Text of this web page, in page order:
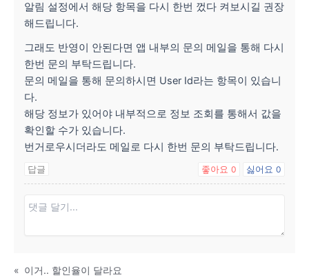
알림 설정에서 해당 항목을 다시 한번 껐다 켜보시길 권장
해드립니다.
그래도 반영이 안된다면 앱 내부의 문의 메일을 통해 다시
한번 문의 부탁드립니다.
문의 메일을 통해 문의하시면 User Id라는 항목이 있습니
다.
해당 정보가 있어야 내부적으로 정보 조회를 통해서 값을
확인할 수가 있습니다.
번거로우시더라도 메일로 다시 한번 문의 부탁드립니다.
답글 좋아요 0 싫어요 0
« 이거.. 할인율이 달라요